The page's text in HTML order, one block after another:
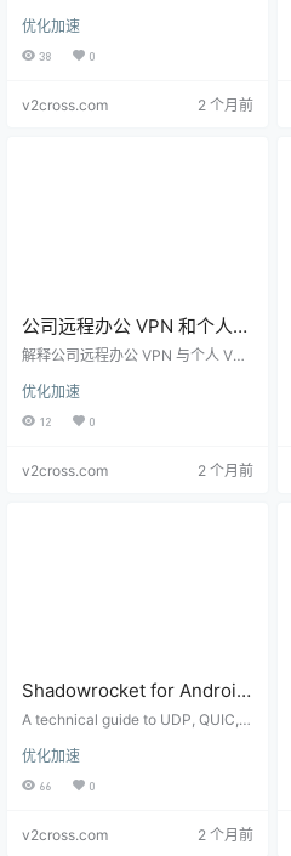
Firewall Checks
el, and airport networks, covering
captive portals, UDP blocks, port
s, DNS, TLS, and policy boundarie
优化加速
38 0
v2cross.com 2 个月前
公司远程办公 VPN 和个人
VPN 有什么区别？Split
解释
解释公司远程办公 VPN 与个人 VPN
因素认证、内网路由、设备合规和
安全边界。
优化加速
12 0
v2cross.com 2 个月前
Shadowrocket for Android
UDP and QUIC Setup:
Apps, and HTTP/3
A technical guide to UDP, QUIC, H
deo app compatibility in Shadowr
ocket for Android proxy setups.
优化加速
66 0
v2cross.com 2 个月前